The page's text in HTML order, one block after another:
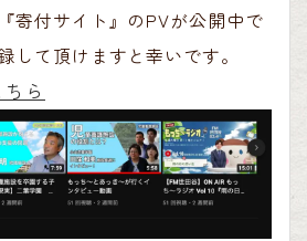
寄付サイト』のPVが公開中で
して頂けますと幸いです。
ら